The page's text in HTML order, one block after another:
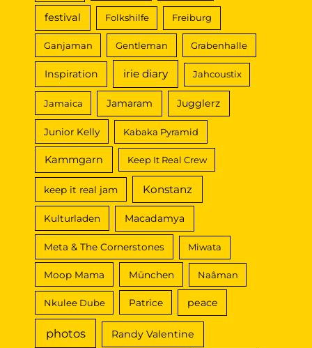
festival Folkshilfe Freiburg
Ganjaman Gentleman Grabenhalle
Inspiration irie diary Jahcoustix
Jamaica Jamaram Jugglerz
Junior Kelly Kabaka Pyramid
Kammgarn Keep It Real Crew
keep it real jam Konstanz
Kulturladen Macadamya
Meta & The Cornerstones Miwata
Moop Mama München Naâman
Nkulee Dube Patrice peace
photos Randy Valentine